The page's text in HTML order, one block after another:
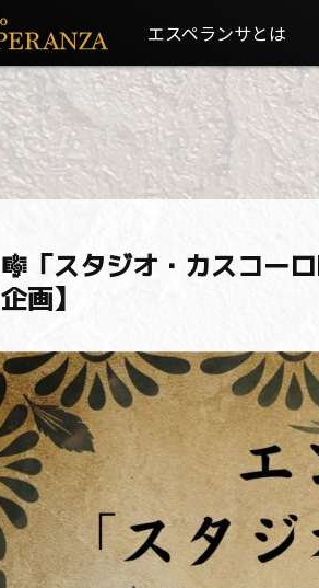
エスペランサとは
🎼「スタジオ・カスコー
企画】